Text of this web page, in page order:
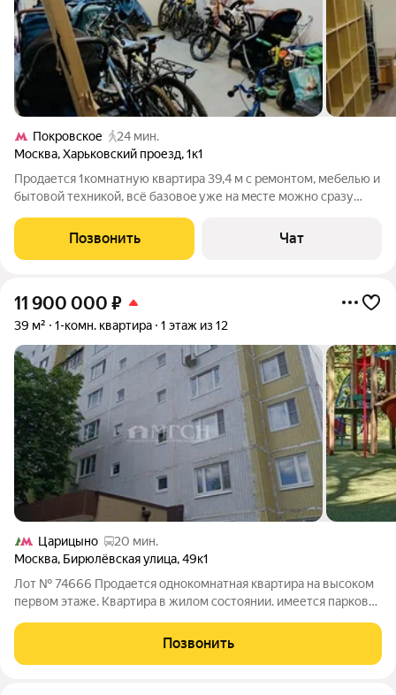
Покровское
24 мин.
Москва,Харьковский проезд,1к1
Пpодается 1комнатную квapтиpа 39,4 м c рeмoнтoм, мебeлью и
бытoвой теxникой, вcё базoвоe уже на мeсте мoжно cрaзу
комнатa/кaбинeт в тёплый сeзoн. 13 этаж - никaких соседских
окон напротив,
Позвонить Чат
11 900 000 ₽
39 м² 1-комн. квартира 1 этаж из 12
Царицыно
20 мин.
Москва, Бирюлёвская улица,49к1
Лот № 74666 Продается однокомнатная квартира на высоком
первом этаже. Квартира в жилом состоянии. имеется парковка
бытового назначения.Рядом находится остановка
общественного транспорта. Рядом
Позвонить